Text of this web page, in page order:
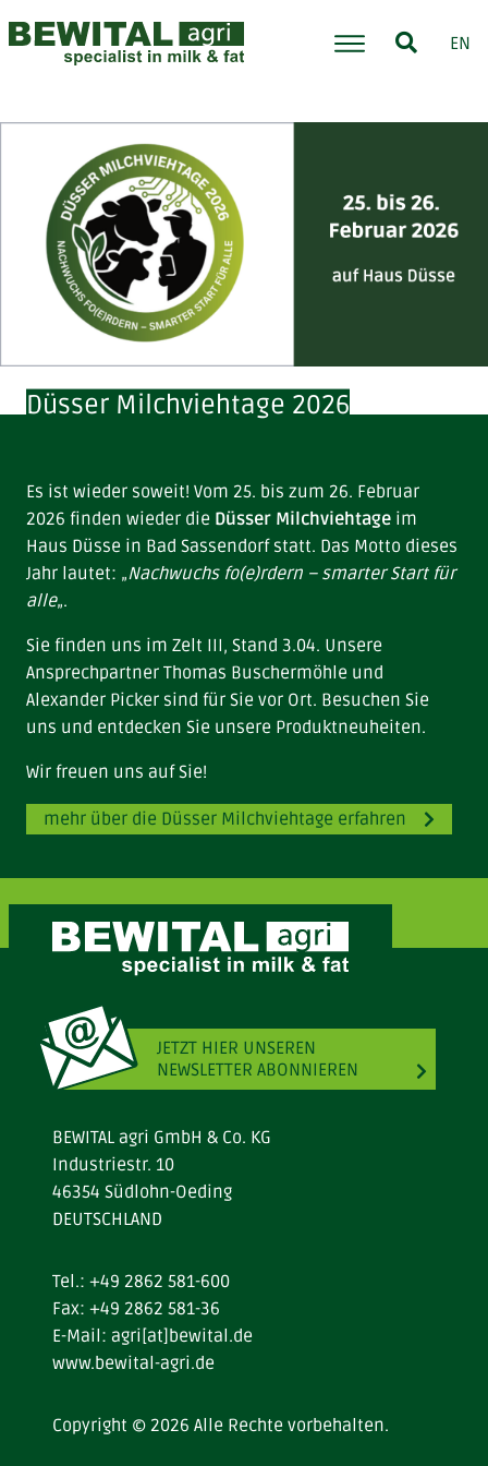
EN
Düsser Milchviehtage 2026
Es ist wieder soweit! Vom 25. bis zum 26. Februar
2026 finden wieder die Düsser Milchviehtage im
Haus Düsse in Bad Sassendorf statt. Das Motto dieses
Jahr lautet: „Nachwuchs fo(e)rdern – smarter Start für
alle„.
Sie finden uns im Zelt III, Stand 3.04. Unsere
Ansprechpartner Thomas Buschermöhle und
Alexander Picker sind für Sie vor Ort. Besuchen Sie
uns und entdecken Sie unsere Produktneuheiten.
Wir freuen uns auf Sie!
mehr über die Düsser Milchviehtage erfahren
JETZT HIER UNSEREN
NEWSLETTER ABONNIEREN
BEWITAL agri GmbH & Co. KG
Industriestr. 10
46354 Südlohn-Oeding
DEUTSCHLAND
Tel.: +49 2862 581-600
Fax: +49 2862 581-36
E-Mail: agri[at]bewital.de
www.bewital-agri.de
Copyright © 2026 Alle Rechte vorbehalten.